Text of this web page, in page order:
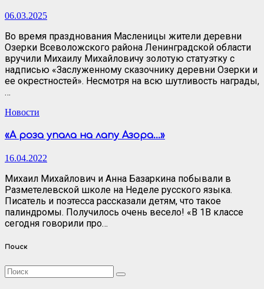
06.03.2025
Во время празднования Масленицы жители деревни
Озерки Всеволожского района Ленинградской области
вручили Михаилу Михайловичу золотую статуэтку с
надписью «Заслуженному сказочнику деревни Озерки и
ее окрестностей». Несмотря на всю шутливость награды,
…
Новости
«А роза упала на лапу Азора…»
16.04.2022
Михаил Михайлович и Анна Базаркина побывали в
Разметелевской школе на Неделе русского языка.
Писатель и поэтесса рассказали детям, что такое
палиндромы. Получилось очень весело! «В 1В классе
сегодня говорили про…
Поиск